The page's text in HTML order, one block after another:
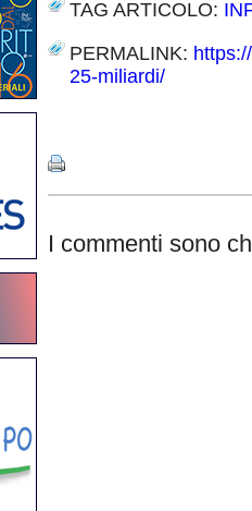
TAG ARTICOLO:
PERMALINK:
25-miliardi/
I commenti sono